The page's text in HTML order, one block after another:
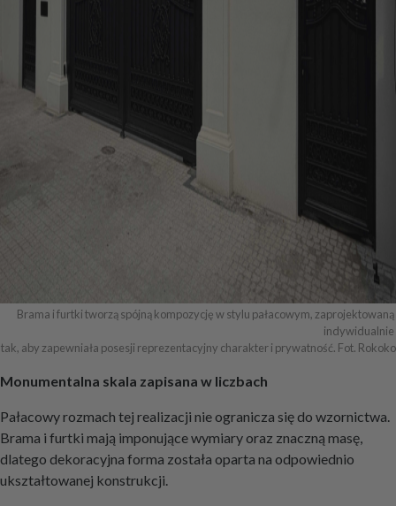
Brama i furtki tworzą spójną kompozycję w stylu pałacowym, zaprojektowaną
indywidualnie
tak, aby zapewniała posesji reprezentacyjny charakter i prywatność. Fot. Rokoko
Monumentalna skala zapisana w liczbach
Pałacowy rozmach tej realizacji nie ogranicza się do wzornictwa.
Brama i furtki mają imponujące wymiary oraz znaczną masę,
dlatego dekoracyjna forma została oparta na odpowiednio
ukształtowanej konstrukcji.